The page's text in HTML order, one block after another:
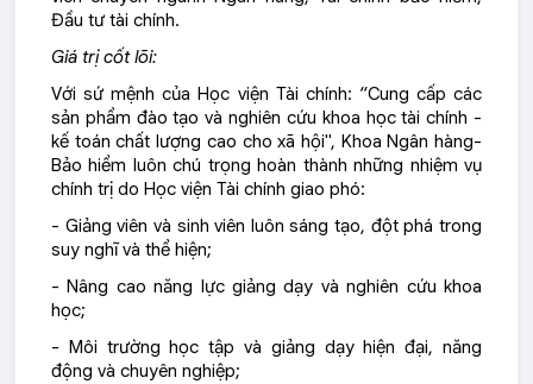
Đầu tư tài chính.
Giá trị cốt lõi:
Với sứ mệnh của Học viện Tài chính: “Cung cấp các
sản phẩm đào tạo và nghiên cứu khoa học tài chính -
kế toán chất lượng cao cho xã hội", Khoa Ngân hàng-
Bảo hiểm luôn chú trọng hoàn thành những nhiệm vụ
chính trị do Học viện Tài chính giao phó:
- Giảng viên và sinh viên luôn sáng tạo, đột phá trong
suy nghĩ và thể hiện;
- Nâng cao năng lực giảng dạy và nghiên cứu khoa
học;
- Môi trường học tập và giảng dạy hiện đại, năng
động và chuyên nghiệp;